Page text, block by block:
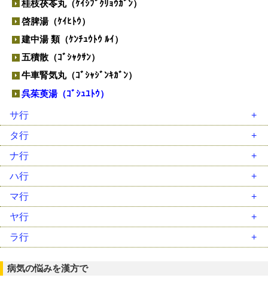
桂枝茯苓丸（ｹｲｼﾌﾞｸﾘｮｳｶﾞﾝ）
啓脾湯（ｹｲﾋﾄｳ）
建中湯 類（ｹﾝﾁｭｳﾄｳ ﾙｲ）
五積散（ｺﾞｼｬｸｻﾝ）
牛車腎気丸（ｺﾞｼｬｼﾞﾝｷｶﾞﾝ）
呉茱萸湯（ｺﾞｼｭﾕﾄｳ）
サ行
柴胡加竜骨牡蛎湯（ｻｲｺｶﾘｭｳｺﾂﾎﾞﾚｲﾄｳ）
柴胡桂枝乾姜湯（ｻｲｺｹｲｼｶﾝｷｮｳﾄｳ）
柴胡桂枝湯（ｻｲｺｹｲｼﾄｳ）
柴胡清肝湯（ｻｲｺｾｲｶﾝﾄｳ）
三黄瀉心湯（ｻﾝｵｳｼｬｼﾝﾄｳ）
滋陰降火湯（ｼﾞｲﾝｺｳｶﾄｳ）
瀉心湯類（ｼｬｼﾝﾄｳﾙｲ）
タ行
大建中湯（ﾀﾞｲｹﾝﾁｭｳﾄｳ）
大柴胡湯（ﾀﾞｲｻｲｺﾄｳ）
大承気湯（ﾀﾞｲｼﾞｮｳｷﾄｳ）
竹筎温胆湯（ﾁｸｼﾞｮｳﾝﾀﾝﾄｳ）
調胃承気湯（ﾁｮｳｲｼﾞｮｳｷﾄｳ）
釣藤散（ﾁｮｳﾄｳｻﾝ）
通導散（ﾂｳﾄﾞｳｻﾝ）
ナ行
二陳湯（ﾆﾁﾝﾄｳ）
女神散（ﾆｮｼﾝｻﾝ）
人参湯（ﾆﾝｼﾞﾝﾄｳ）
人参養栄湯（ﾆﾝｼﾞﾝﾖｳｴｲﾄｳ）
ハ行
排膿散及湯（ﾊｲﾉｳｻﾝｷｭｳﾄｳ）
麦門冬湯（ﾊﾞｸﾓﾝﾄﾞｳﾄｳ）
八味地黄丸（ﾊﾁﾐｼﾞｵｳｶﾞﾝ）
半夏厚朴湯（ﾊﾝｹﾞｺｳﾎﾞｸﾄｳ）
半夏瀉心湯（ﾊﾝｹﾞｼｬｼﾝﾄｳ）
マ行
麻黄湯（ﾏｵｳﾄｳ）
麻黄附子細辛湯（ﾏｵｳﾌﾞｼｻｲｼﾝﾄｳ）
ヤ行
抑肝散（ﾖｸｶﾝｻﾝ）
ラ行
立効散（ﾘｯｺｳｻﾝ）
病気の悩みを漢方で